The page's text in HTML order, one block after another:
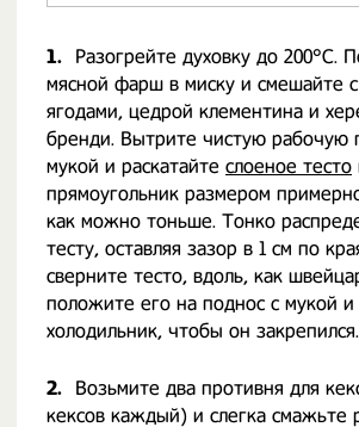
1.
Разогрейте духовку до 200°C.
мясной фарш в миску и смешайте
ягодами, цедрой клементина и
бренди. Вытрите чистую рабочую
мукой и раскатайте слоеное тесто
прямоугольник размером
как можно тоньше. Тонко
тесту, оставляя зазор в 1 см по
сверните тесто, вдоль, как
положите его на поднос с мукой и
холодильник, чтобы он закрепился.
2.
Возьмите два противня для
кексов каждый) и слегка смажьте